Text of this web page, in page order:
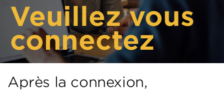
Veuillez vous
connectez
Après la connexion,